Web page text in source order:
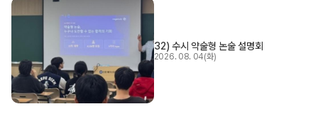
32) 수시 약술형 논술 설명회
2026. 08. 04(화)